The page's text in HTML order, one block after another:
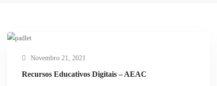
Novembro 21, 2021
Recursos Educativos Digitais – AEAC